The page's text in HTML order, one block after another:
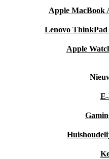
Apple MacBook
Lenovo ThinkPad
Apple